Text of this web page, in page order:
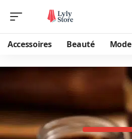
Accessoires Beauté Mode